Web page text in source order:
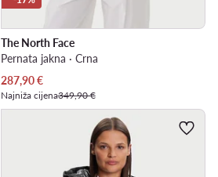
The North Face
Pernata jakna · Crna
Trenutna cijena
287,90€
Najniža cijena349,90 €